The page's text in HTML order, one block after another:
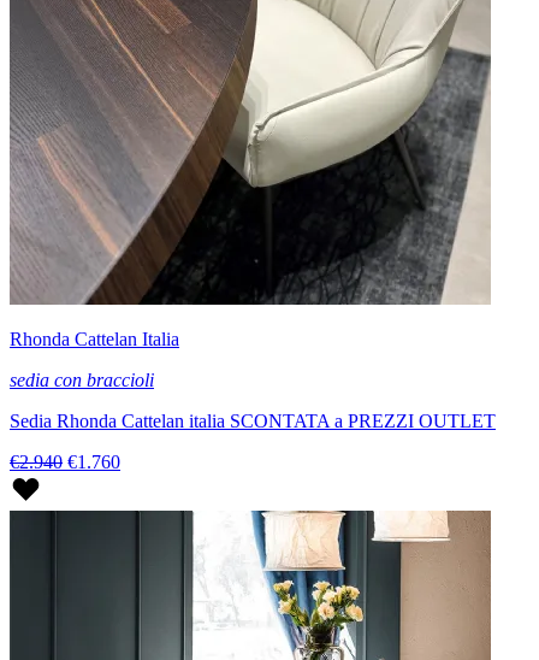
Rhonda Cattelan Italia
sedia con braccioli
Sedia Rhonda Cattelan italia SCONTATA a PREZZI OUTLET
€2.940 €1.760